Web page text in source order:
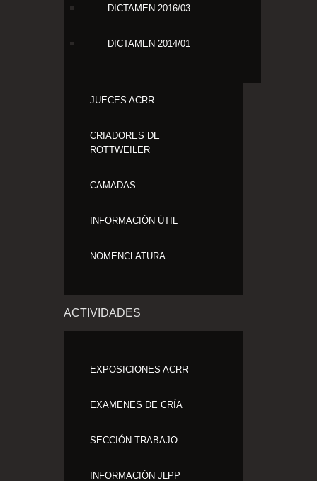
DICTAMEN 2016/03
DICTAMEN 2014/01
JUECES ACRR
CRIADORES DE
ROTTWEILER
CAMADAS
INFORMACIÓN ÚTIL
NOMENCLATURA
ACTIVIDADES
EXPOSICIONES ACRR
EXAMENES DE CRÍA
SECCIÓN TRABAJO
INFORMACIÓN JLPP